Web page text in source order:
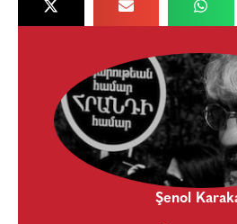
Şenol